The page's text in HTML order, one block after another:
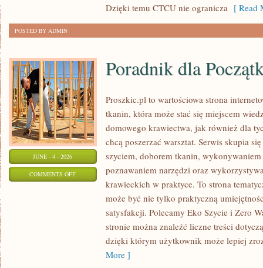
Dzięki temu CTCU nie ogranicza [ Read
POSTED BY ADMIN
JUNE - 4 - 2026
COMMENTS OFFON
POCZĄTKUJĄCYCH
Poradnik dla
Proszkic.pl to wartościowa strona
tkanin, która może stać się miejscem
domowego krawiectwa, jak również dla
chcą poszerzać warsztat. Serwis skupia
szyciem, doborem tkanin,
poznawaniem narzędzi oraz
krawieckich w praktyce. To strona
może być nie tylko praktyczną
satysfakcji. Polecamy Eko Szycie i Zero
stronie można znaleźć liczne treści
dzięki którym użytkownik może lepiej
More ]